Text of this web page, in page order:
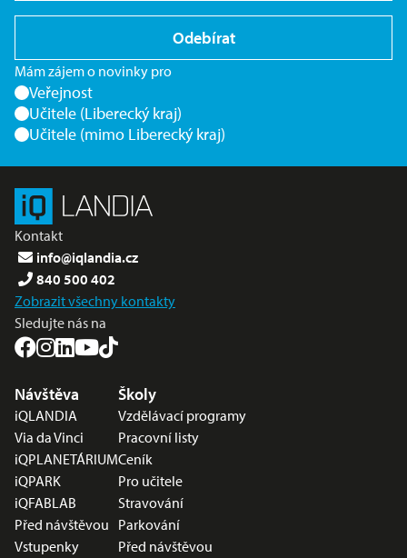
Odebírat
Mám zájem o novinky pro
Veřejnost
Učitele (Liberecký kraj)
Učitele (mimo Liberecký kraj)
Kontakt
info@iqlandia.cz
840 500 402
Zobrazit všechny kontakty
Sledujte nás na
Nabídka v zápatí
Návštěva
iQLANDIA
Via da Vinci
iQPLANETÁRIUM
iQPARK
iQFABLAB
Před návštěvou
Vstupenky
Školy
Vzdělávací programy
Pracovní listy
Ceník
Pro učitele
Stravování
Parkování
Před návštěvou